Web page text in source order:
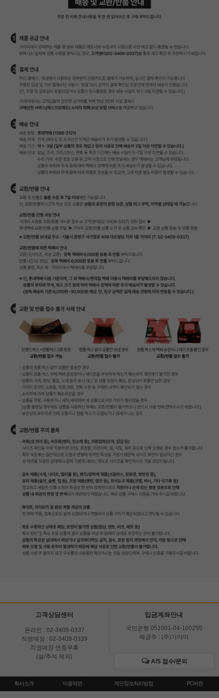
고객상담센터
온라인 : 02-3409-0337
직영매장 : 02-3409-0339
직영매장 연중무휴
(설/추석 제외)
입금계좌안내
국민은행 051001-04-100255
예금주 : (주)가야미
A/S 접수/문의
회사소개 이용약관 개인정보처리방침 PC버전